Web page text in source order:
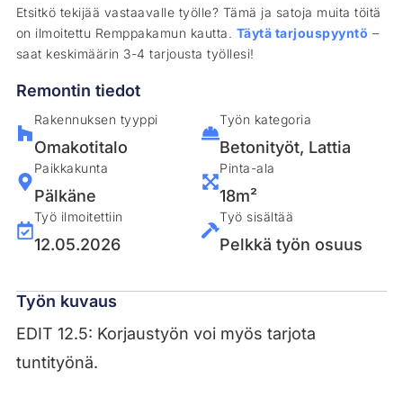
Etsitkö tekijää vastaavalle työlle? Tämä ja satoja muita töitä
on ilmoitettu Remppakamun kautta. Täytä tarjouspyyntö –
saat keskimäärin 3-4 tarjousta työllesi!
Remontin tiedot
Rakennuksen tyyppi
Omakotitalo
Paikkakunta
Pälkäne
Työ ilmoitettiin
12.05.2026
Työn kategoria
Betonityöt, Lattia
Pinta-ala
18m²
Työ sisältää
Pelkkä työn osuus
Työn kuvaus
EDIT 12.5: Korjaustyön voi myös tarjota
tuntityönä.